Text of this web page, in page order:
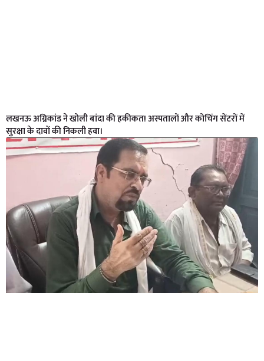
लखनऊ अग्निकांड ने खोली बांदा की हकीकत! अस्पतालों और कोचिंग सेंटरों में
सुरक्षा के दावों की निकली हवा।